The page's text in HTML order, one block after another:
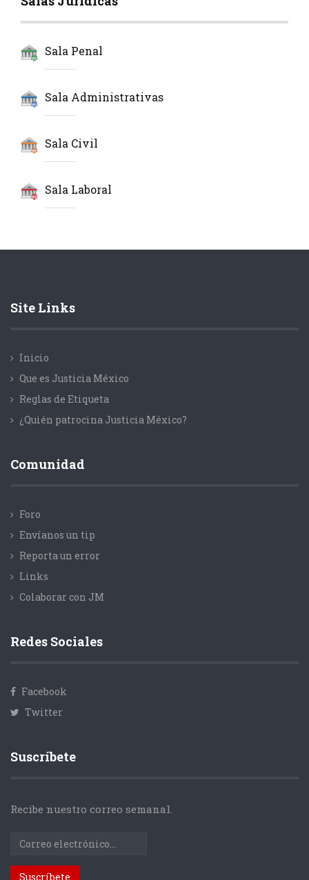
Sala Penal
Sala Administrativas
Sala Civil
Sala Laboral
Site Links
Inicio
Que es Justicia México
Reglas de Etiqueta
¿Quién patrocina Justicia México?
Comunidad
Foro
Envíanos un tip
Reporta un error
Links
Colaborar con JM
Redes Sociales
Facebook
Twitter
Suscríbete
Recibe nuestro correo semanal.